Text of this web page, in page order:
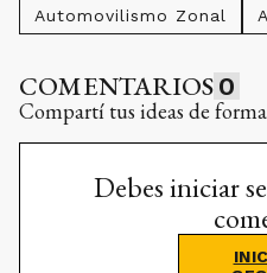
Automovilismo Zonal
COMENTARIOS 0
Compartí tus ideas de
Debes iniciar